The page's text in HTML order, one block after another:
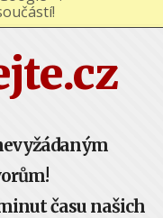
času našich